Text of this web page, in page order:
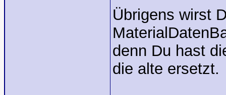
Übrigens wirst
denn Du hast
die alte ersetzt.